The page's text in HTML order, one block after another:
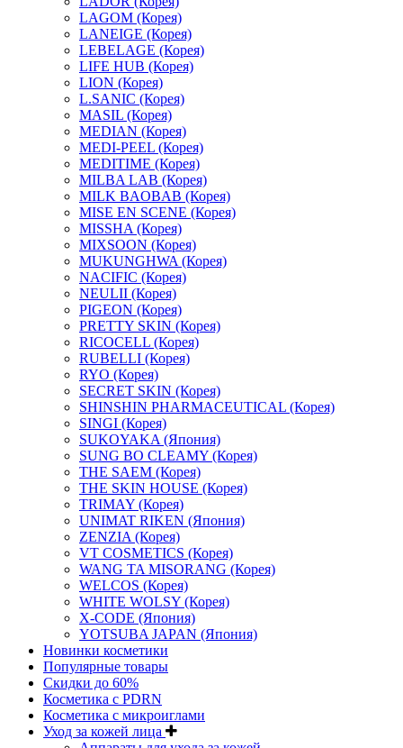
LAGOM (Корея)
LANEIGE (Корея)
LEBELAGE (Корея)
LIFE HUB (Корея)
LION (Корея)
L.SANIC (Корея)
MASIL (Корея)
MEDIAN (Корея)
MEDI-PEEL (Корея)
MEDITIME (Корея)
MILBA LAB (Корея)
MILK BAOBAB (Корея)
MISE EN SCENE (Корея)
MISSHA (Корея)
MIXSOON (Корея)
MUKUNGHWA (Корея)
NACIFIC (Корея)
NEULII (Корея)
PIGEON (Корея)
PRETTY SKIN (Корея)
RICOCELL (Корея)
RUBELLI (Корея)
RYO (Корея)
SECRET SKIN (Корея)
SHINSHIN PHARMACEUTICAL (Корея)
SINGI (Корея)
SUKOYAKA (Япония)
SUNG BO CLEAMY (Корея)
THE SAEM (Корея)
THE SKIN HOUSE (Корея)
TRIMAY (Корея)
UNIMAT RIKEN (Япония)
ZENZIA (Корея)
VT COSMETICS (Корея)
WANG TA MISORANG (Корея)
WELCOS (Корея)
WHITE WOLSY (Корея)
X-CODE (Япония)
YOTSUBA JAPAN (Япония)
Новинки косметики
Популярные товары
Скидки до 60%
Косметика с PDRN
Косметика с микроиглами
Уход за кожей лица